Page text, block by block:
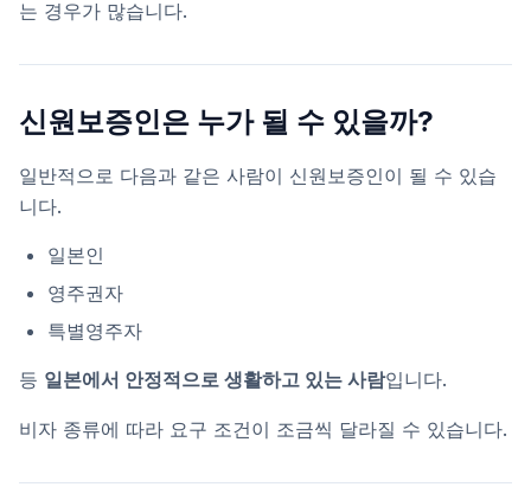
는 경우가 많습니다.
신원보증인은 누가 될 수 있을까?
일반적으로 다음과 같은 사람이 신원보증인이 될 수 있습
니다.
일본인
영주권자
특별영주자
등 일본에서 안정적으로 생활하고 있는 사람입니다.
비자 종류에 따라 요구 조건이 조금씩 달라질 수 있습니다.